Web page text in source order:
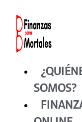
contenido
SOMOS?